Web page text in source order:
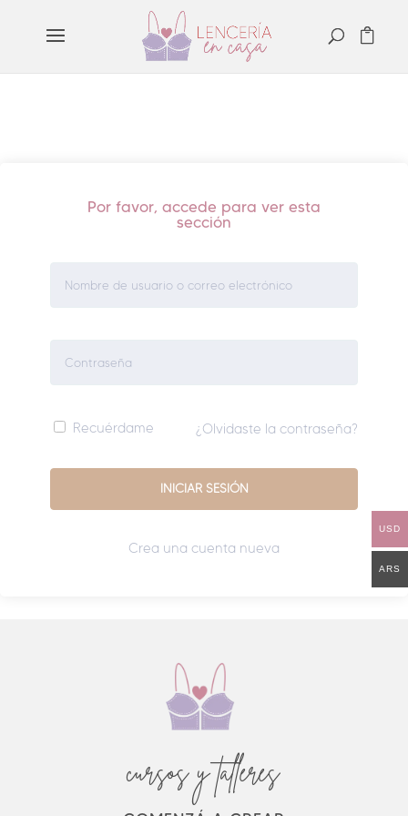
Por favor, accede para ver esta
sección
Recuérdame ¿Olvidaste la contraseña?
Crea una cuenta nueva
cursos y talleres
USD
ARS